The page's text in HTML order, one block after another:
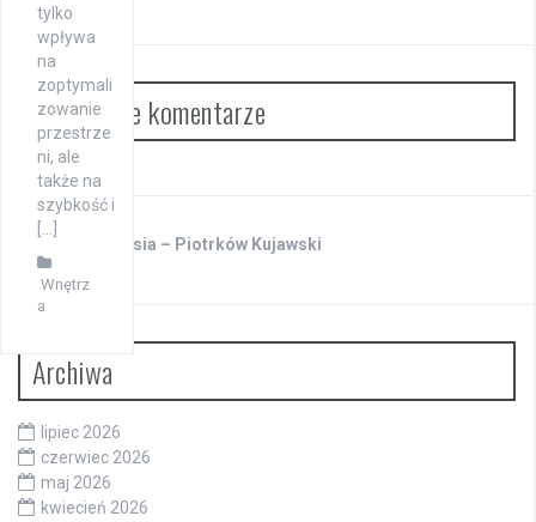
tylko
wpływa
na
zoptymali
zowanie
przestrze
ni, ale
także na
szybkość i
[…]
Wnętrz
a
Najnowsze komentarze
Warsztat Kubusia – Piotrków Kujawski
Archiwa
lipiec 2026
czerwiec 2026
maj 2026
kwiecień 2026